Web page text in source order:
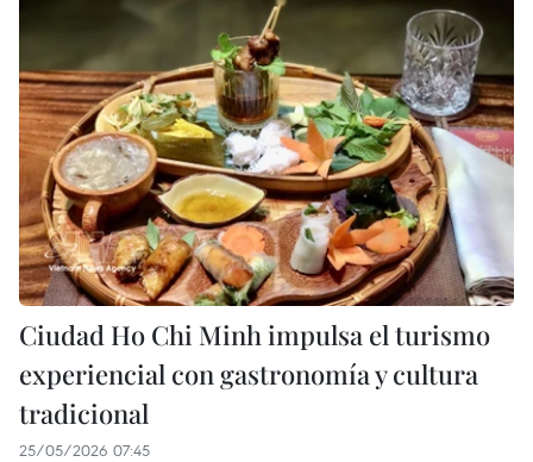
Ciudad Ho Chi Minh impulsa el turismo
experiencial con gastronomía y cultura
tradicional
25/05/2026 07:45